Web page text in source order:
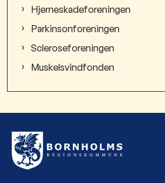
Hjerneskadeforeningen
Parkinsonforeningen
Scleroseforeningen
Muskelsvindfonden